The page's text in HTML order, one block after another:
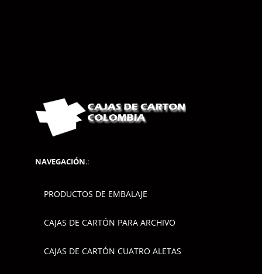
NAVEGACIÓN.:
PRODUCTOS DE EMBALAJE
CAJAS DE CARTÓN PARA ARCHIVO
CAJAS DE CARTÓN CUATRO ALETAS